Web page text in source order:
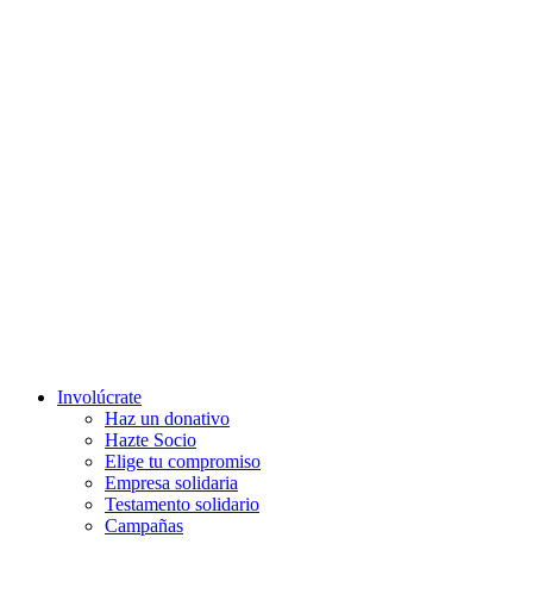
Involúcrate
Haz un donativo
Hazte Socio
Elige tu compromiso
Empresa solidaria
Testamento solidario
Campañas